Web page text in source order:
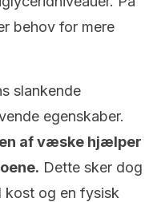
behov for mere
slankende
egenskaber.
af væske hjælper
Dette sker dog
kost og en fysisk